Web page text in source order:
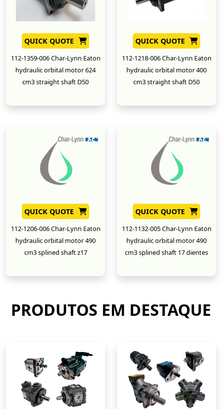
QUICK QUOTE
112-1359-006 Char-Lynn Eaton
hydraulic orbital motor 624
cm3 straight shaft D50
QUICK QUOTE
112-1218-006 Char-Lynn Eaton
hydraulic orbital motor 400
cm3 straight shaft D50
QUICK QUOTE
112-1206-006 Char-Lynn Eaton
hydraulic orbital motor 490
cm3 splined shaft z17
QUICK QUOTE
112-1132-005 Char-Lynn Eaton
hydraulic orbital motor 490
cm3 splined shaft 17 dientes
PRODUTOS EM DESTAQUE